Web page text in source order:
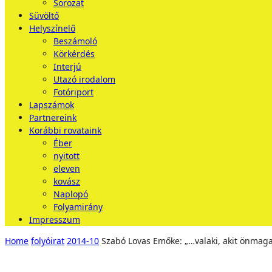
Sorozat
Süvöltő
Helyszínelő
Beszámoló
Körkérdés
Interjú
Utazó irodalom
Fotóriport
Lapszámok
Partnereink
Korábbi rovataink
Éber
nyitott
eleven
kovász
Naplopó
Folyamirány
Impresszum
Home folyóirat 2014-10 Szabó Lovas Emőke: „…valaki, akit